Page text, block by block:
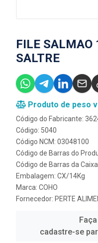
FILE
SALTRE
Produto de peso
Código do Fabricante:
Código: 5040
Código NCM: 03048100
Código de Barras do
Código de Barras da
Embalagem: CX/14Kg
Marca: COHO
Fornecedor: PERTE
cadastre-se